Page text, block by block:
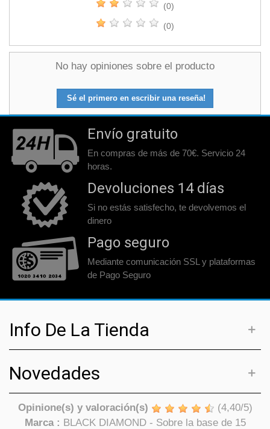
(0)
(0)
No hay opiniones sobre el producto
Sé el primero en escribir una reseña!
Envío gratuito
En compras de más de 70€. Servicio 24
horas.
Devoluciones 14 días
Si no estás satisfecho, te devolvemos el
dinero
Pago seguro
Mediante comunicación SSL y plataformas
de Pago Seguro
Info De La Tienda
Novedades
Opinione(s) y valoración(s) (4,40/5)
Marca : BLACK DIAMOND- Sobre la base de 15